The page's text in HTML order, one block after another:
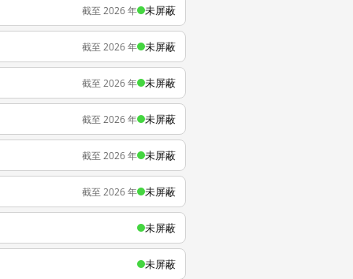
截至 2026 年 未屏蔽
截至 2026 年 未屏蔽
截至 2026 年 未屏蔽
截至 2026 年 未屏蔽
截至 2026 年 未屏蔽
截至 2026 年 未屏蔽
未屏蔽
未屏蔽